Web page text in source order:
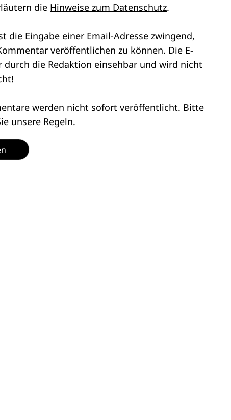
die Hinweise zum Datenschutz.
die Eingabe einer Email-Adresse zwingend,
veröffentlichen zu können. Die E-
durch die Redaktion einsehbar und wird nicht
werden nicht sofort veröffentlicht. Bitte
unsere Regeln.